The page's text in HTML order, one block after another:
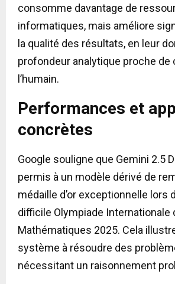
consomme davantage de
informatiques, mais améliore
la qualité des résultats, en leur
profondeur analytique proche de
l’humain.
Performances et
concrètes
Google souligne que Gemini 2.5
permis à un modèle dérivé de
médaille d’or exceptionnelle lors
difficile Olympiade Internationale
Mathématiques 2025. Cela
système à résoudre des
nécessitant un raisonnement